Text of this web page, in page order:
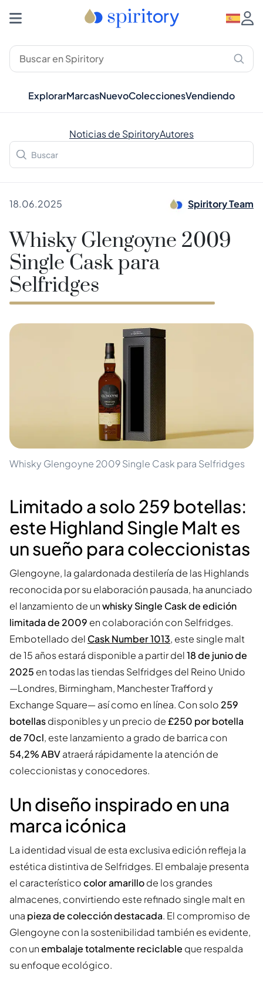
ExplorarMarcasNuevoColeccionesVendiendo
Noticias de SpiritoryAutores
18.06.2025 Spiritory Team
Whisky Glengoyne 2009
Single Cask para
Selfridges
Whisky Glengoyne 2009 Single Cask para Selfridges
Limitado a solo 259 botellas:
este Highland Single Malt es
un sueño para coleccionistas
Glengoyne, la galardonada destilería de las Highlands
reconocida por su elaboración pausada, ha anunciado
el lanzamiento de unwhisky Single Cask de edición
limitada de 2009 en colaboración con Selfridges.
Embotellado del Cask Number 1013, este single malt
de 15 años estará disponible a partir del18 de junio de
2025 en todas las tiendas Selfridges del Reino Unido
—Londres, Birmingham, Manchester Trafford y
Exchange Square— así como en línea. Con solo 259
botellasdisponibles y un precio de£250 por botella
de 70cl, este lanzamiento a grado de barrica con
54,2% ABVatraerá rápidamente la atención de
coleccionistas y conocedores.
Un diseño inspirado en una
marca icónica
La identidad visual de esta exclusiva edición refleja la
estética distintiva de Selfridges. El embalaje presenta
el característicocolor amarillode los grandes
almacenes, convirtiendo este refinado single malt en
una pieza de colección destacada. El compromiso de
Glengoyne con la sostenibilidad también es evidente,
con unembalaje totalmente reciclable que respalda
su enfoque ecológico.